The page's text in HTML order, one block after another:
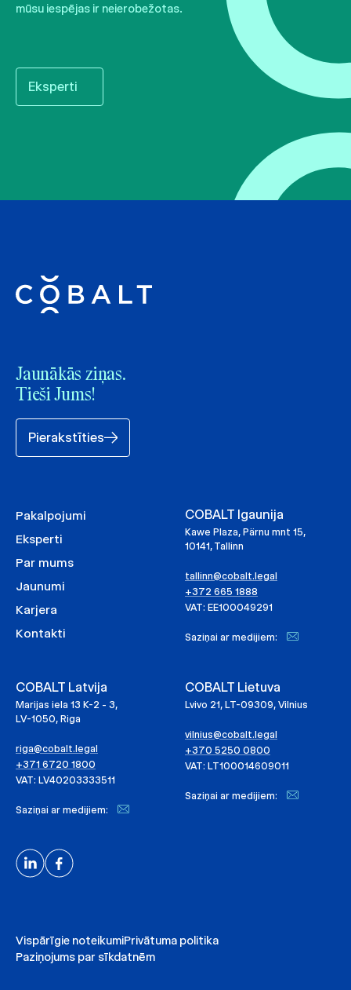
mūsu iespējas ir neierobežotas.
Eksperti
Jaunākās ziņas.
Tieši Jums!
Pierakstīties
Pakalpojumi
Eksperti
Par mums
Jaunumi
Karjera
Kontakti
COBALT Igaunija
Kawe Plaza, Pärnu mnt 15,
10141, Tallinn
tallinn@cobalt.legal
+372 665 1888
VAT: EE100049291
Saziņai ar medijiem:
COBALT Latvija
Marijas iela 13 K-2 - 3,
LV-1050, Riga
riga@cobalt.legal
+371 6720 1800
VAT: LV40203333511
Saziņai ar medijiem:
COBALT Lietuva
Lvivo 21, LT-09309, Vilnius
vilnius@cobalt.legal
+370 5250 0800
VAT: LT100014609011
Saziņai ar medijiem:
Vispārīgie noteikumiPrivātuma politika
Paziņojums par sīkdatnēm